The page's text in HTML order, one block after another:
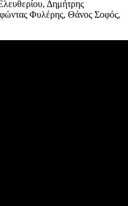
Δημήτρης
Φυλέρης, Θάνος Σοφός,